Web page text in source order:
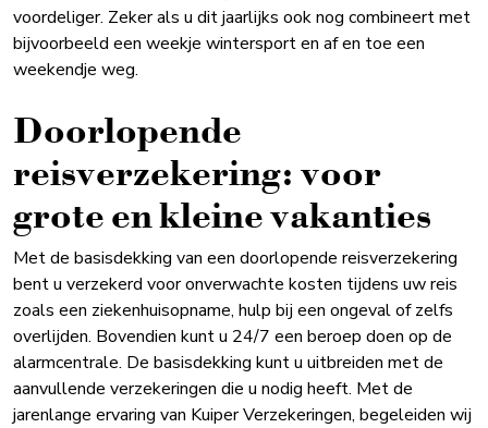
voordeliger. Zeker als u dit jaarlijks ook nog combineert met
bijvoorbeeld een weekje wintersport en af en toe een
weekendje weg.
Doorlopende
reisverzekering: voor
grote en kleine vakanties
Met de basisdekking van een doorlopende reisverzekering
bent u verzekerd voor onverwachte kosten tijdens uw reis
zoals een ziekenhuisopname, hulp bij een ongeval of zelfs
overlijden. Bovendien kunt u 24/7 een beroep doen op de
alarmcentrale. De basisdekking kunt u uitbreiden met de
aanvullende verzekeringen die u nodig heeft. Met de
jarenlange ervaring van Kuiper Verzekeringen, begeleiden wij